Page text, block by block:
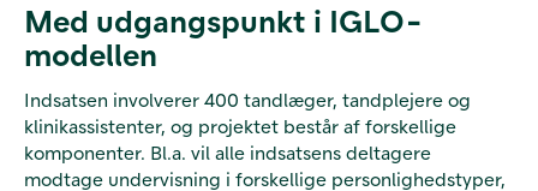
Med udgangspunkt i IGLO-
modellen
Indsatsen involverer 400 tandlæger, tandplejere og
klinikassistenter, og projektet består af forskellige
komponenter. Bl.a. vil alle indsatsens deltagere
modtage undervisning i forskellige personlighedstyper,